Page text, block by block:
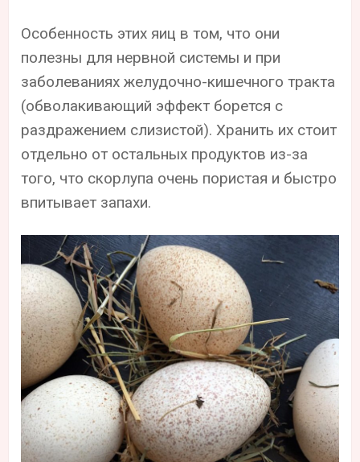
Особенность этих яиц в том, что они
полезны для нервной системы и при
заболеваниях желудочно-кишечного тракта
(обволакивающий эффект борется с
раздражением слизистой). Хранить их стоит
отдельно от остальных продуктов из-за
того, что скорлупа очень пористая и быстро
впитывает запахи.